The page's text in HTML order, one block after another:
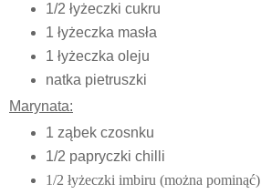
1/2 łyżeczki cukru
1 łyżeczka masła
1 łyżeczka oleju
natka pietruszki
Marynata:
1 ząbek czosnku
1/2 papryczki chilli
1/2 łyżeczki imbiru (można pominąć)